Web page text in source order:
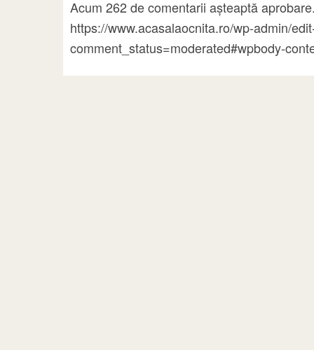
Acum 262 de comentarii așteaptă
https://www.acasalaocnita.ro/wp-admin/
comment_status=moderated#wpbody-